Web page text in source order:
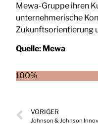
Mewa-Gruppe ihren
unternehmerische
Zukunftsorientierung
Quelle: Mewa
100%
VORIGER